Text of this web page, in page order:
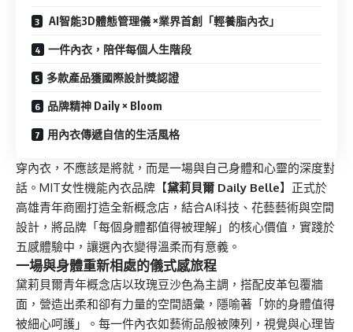
AI智能3D體態管理儀 ×業界首創「輕養脂內衣」
一件內衣，陪伴每個人生階段
多款產品獲國際設計獎認證
品牌精神 Daily × Bloom
用內衣傳遞自信的生活風格
穿內衣，不應該是將就，而是一場與自己身體和心靈的深度對
話。MIT女性機能內衣品牌【黛莉貝爾 Daily Belle】正式於
高雄青年商圈打造全新概念店，結合AI科技、花藝藝術與空間
設計，將品牌「每個身體都值得被理解」的核心價值，實踐於
五感體驗中，讓選內衣變得溫柔而有意義。
一場與身體重新相處的儀式感旅程
黛莉貝爾青年概念店以玫瑰豆沙色為主調，搭配皮革包覆牆
面，營造出柔和卻有力量的空間語彙，隱喻著「妳的身體值得
被細心呵護」。每一件內衣如藝術品般被陳列，視覺與心理皆